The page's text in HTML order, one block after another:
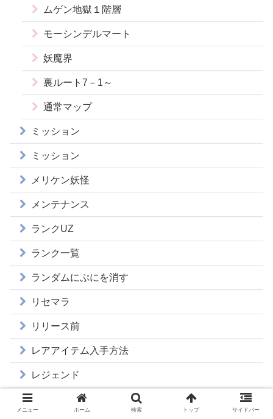
ムゲン地獄１階層
モーシンデルマート
妖魔界
裏ルート7－1～
通常マップ
ミッション
ミッション
メリケン妖怪
メンテナンス
ランクUZ
ランク一覧
ランダムにぷにを消す
リセマラ
リリース前
レアアイテム入手方法
レジェンド
レジェンド妖怪
メニュー ホーム 検索 トップ サイドバー